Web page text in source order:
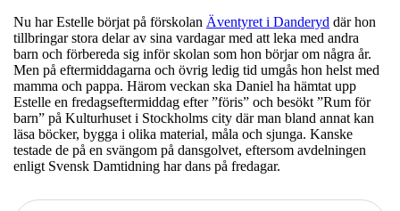
Nu har Estelle börjat på förskolan Äventyret i Danderyd där hon
tillbringar stora delar av sina vardagar med att leka med andra
barn och förbereda sig inför skolan som hon börjar om några år.
Men på eftermiddagarna och övrig ledig tid umgås hon helst med
mamma och pappa. Härom veckan ska Daniel ha hämtat upp
Estelle en fredagseftermiddag efter ”föris” och besökt ”Rum för
barn” på Kulturhuset i Stockholms city där man bland annat kan
läsa böcker, bygga i olika material, måla och sjunga. Kanske
testade de på en svängom på dansgolvet, eftersom avdelningen
enligt Svensk Damtidning har dans på fredagar.